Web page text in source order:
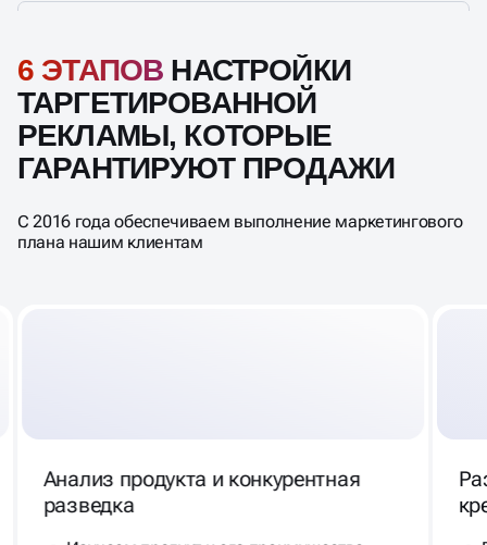
6 ЭТАПОВ НАСТРОЙКИ
ТАРГЕТИРОВАННОЙ
РЕКЛАМЫ, КОТОРЫЕ
ГАРАНТИРУЮТ ПРОДАЖИ
С 2016 года обеспечиваем выполнение маркетингового
плана нашим клиентам
Анализ продукта и конкурентная
разведка